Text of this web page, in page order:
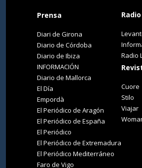
Prensa
Diari de Girona
Diario de Córdoba
Diario de Ibiza
INFORMACIÓN
Diario de Mallorca
El Día
Empordà
El Periódico de Aragón
El Periódico de España
El Periódico
El Periódico de Extremadura
El Periódico Mediterráneo
Faro de Vigo
Radio
Cuore
Stilo
Viajar